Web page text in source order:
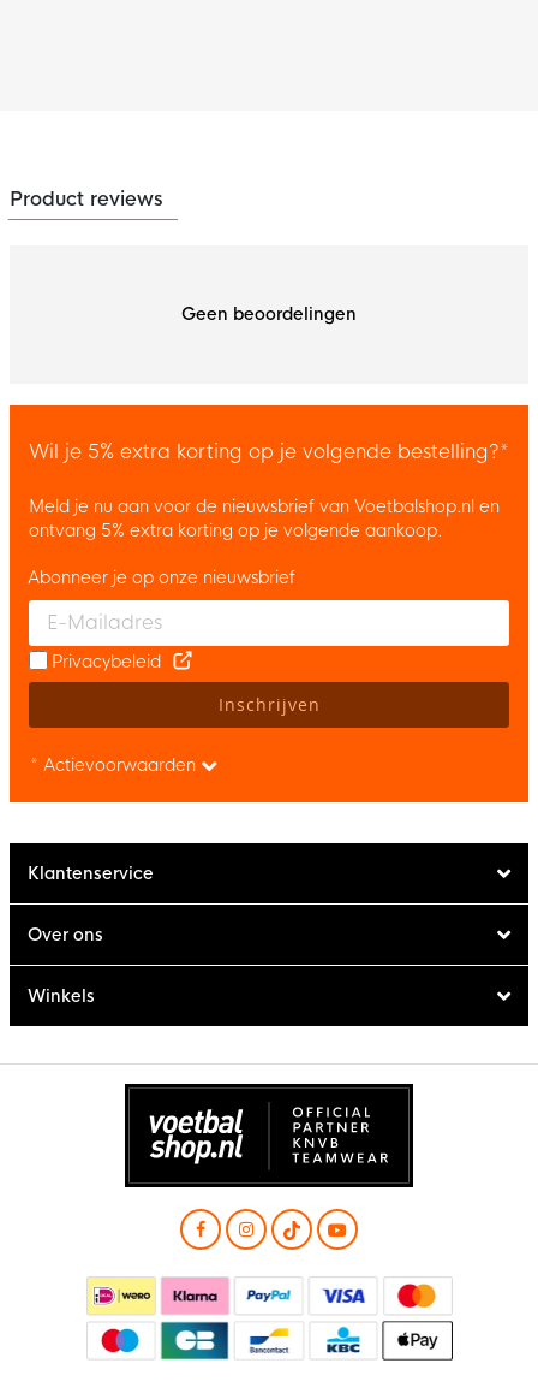
Product reviews
Geen beoordelingen
Wil je 5% extra korting op je volgende bestelling?*
Meld je nu aan voor de nieuwsbrief van Voetbalshop.nl en
ontvang 5% extra korting op je volgende aankoop.
Enter your email and accept the privacy policy to subscribe to
Abonneer je op onze nieuwsbrief
Privacybeleid
Inschrijven
* Actievoorwaarden
Klantenservice
Over ons
Winkels